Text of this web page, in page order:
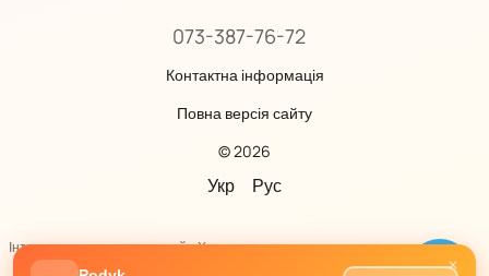
073-387-76-72
Контактна інформація
Повна версія сайту
© 2026
Укр Рус
Інтернет-магазин створений з Хорошоп
×